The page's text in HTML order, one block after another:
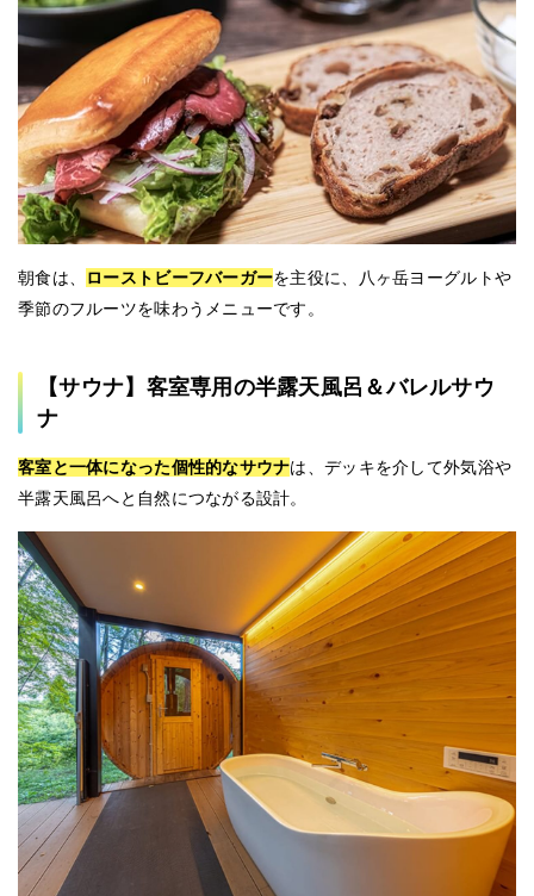
朝食は、 ローストビーフバーガーを主役に、八ヶ岳ヨーグルトや
季節のフルーツを味わうメニューです。
【サウナ】客室専用の半露天風呂＆バレルサウ
ナ
客室と一体になった個性的なサウナは、デッキを介して外気浴や
半露天風呂へと自然につながる設計。